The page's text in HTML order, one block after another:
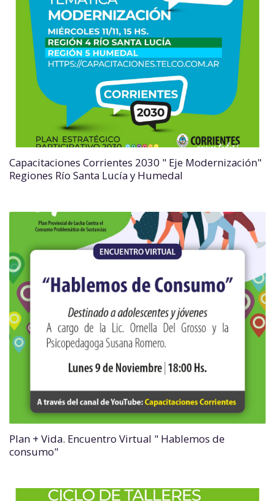
Capacitaciones Corrientes 2030 " Eje Modernización"
Regiones Río Santa Lucía y Humedal
Plan + Vida. Encuentro Virtual " Hablemos de
consumo"